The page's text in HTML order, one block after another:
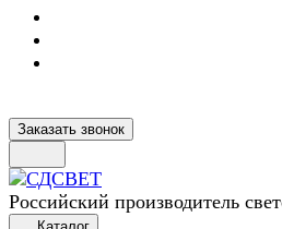
Заказать звонок
Российский производитель